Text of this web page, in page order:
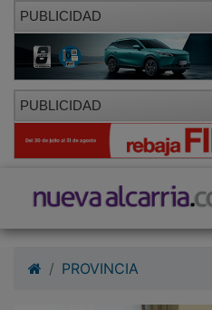
PUBLICIDAD
PUBLICIDAD